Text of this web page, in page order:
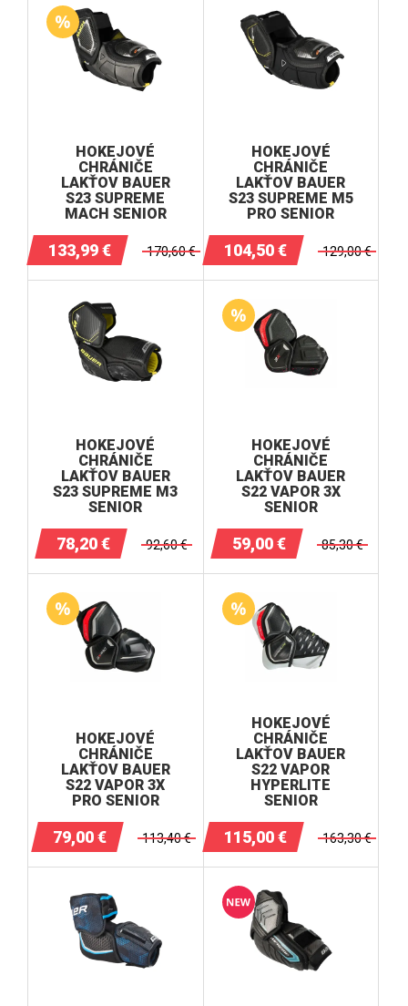
HOKEJOVÉ
CHRÁNIČE
LAKŤOV BAUER
S23 SUPREME
MACH SENIOR
133,99€ 170,60€
HOKEJOVÉ
CHRÁNIČE
LAKŤOV BAUER
S23 SUPREME M5
PRO SENIOR
104,50€ 129,00€
HOKEJOVÉ
CHRÁNIČE
LAKŤOV BAUER
S23 SUPREME M3
SENIOR
78,20€ 92,60€
HOKEJOVÉ
CHRÁNIČE
LAKŤOV BAUER
S22 VAPOR 3X
SENIOR
59,00€ 85,30€
HOKEJOVÉ
CHRÁNIČE
LAKŤOV BAUER
S22 VAPOR 3X
PRO SENIOR
79,00€ 113,40€
HOKEJOVÉ
CHRÁNIČE
LAKŤOV BAUER
S22 VAPOR
HYPERLITE
SENIOR
115,00€ 163,30€